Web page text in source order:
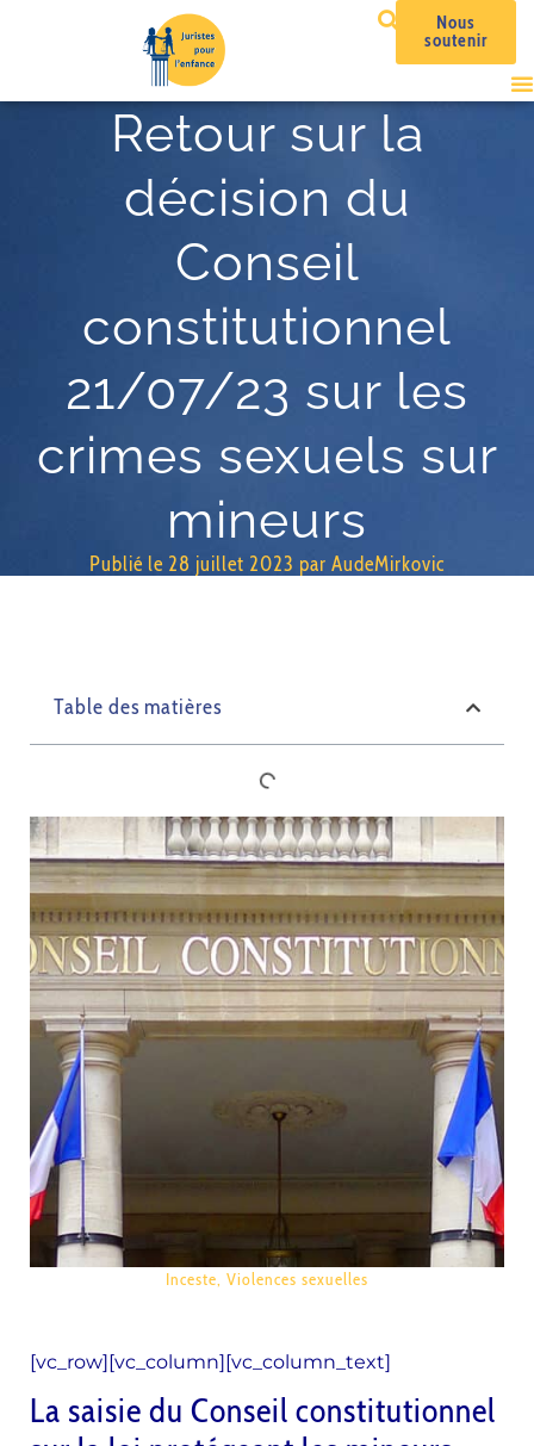
Nous
soutenir
Retour sur la
décision du
Conseil
constitutionnel
21/07/23 sur les
crimes sexuels sur
mineurs
Publié le 28 juillet 2023 par AudeMirkovic
Table des matières
Inceste, Violences sexuelles
[vc_row][vc_column][vc_column_text]
La saisie du Conseil constitutionnel